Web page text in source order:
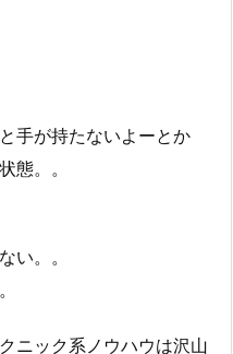
手が持たないよーとか
態。。
い。。
ニック系ノウハウは沢山